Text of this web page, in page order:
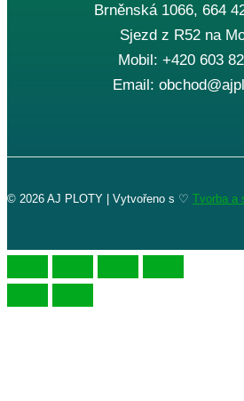
Brněnská 1066, 664
Sjezd z R52 na
Mobil: +420 603
Email:
© 2026 AJ PLOTY | Vytvořeno s ♡ Tvorba a